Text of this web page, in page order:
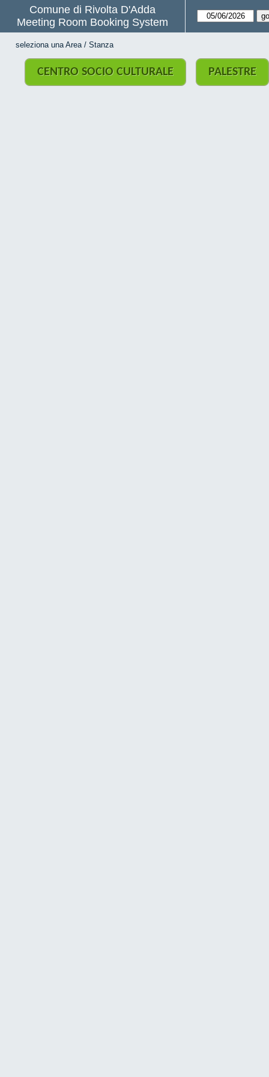
Comune di Rivolta D'Adda
Meeting Room Booking System
seleziona una Area / Stanza
CENTRO SOCIO CULTURALE PALESTRE